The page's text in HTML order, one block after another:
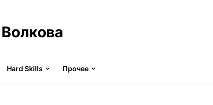
Hard Skills Прочее